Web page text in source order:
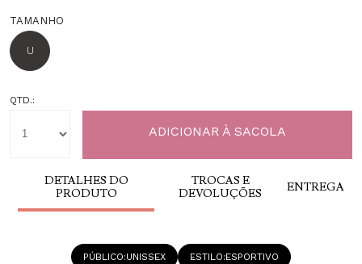
TAMANHO
U
QTD.:
DETALHES DO
PRODUTO
TROCAS E
DEVOLUÇÕES
ENTREGA
PÚBLICO UNISSEX ESTILO ESPORTIVO